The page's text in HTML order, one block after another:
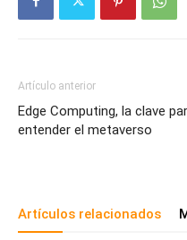
Artículo anterior
Edge Computing, la clave
entender el metaverso
Artículos relacionados